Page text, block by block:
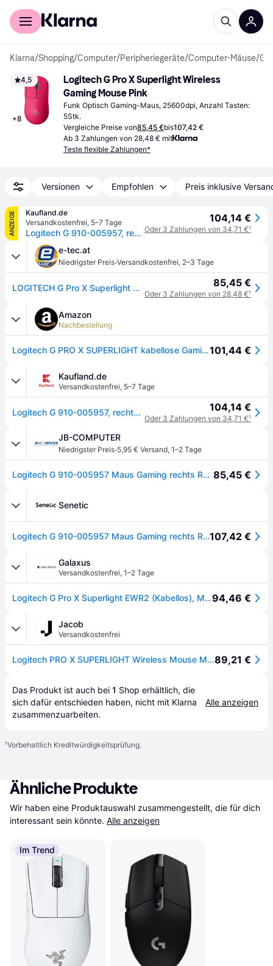
Für Shopper
Klarna/Shopping/Computer/Peripheriegeräte/Computer-Mäuse/
4,5
+8
Logitech G Pro X Superlight Wireless
Gaming Mouse Pink
Funk Optisch Gaming-Maus, 25600dpi, Anzahl Tasten:
5Stk.
Vergleiche Preise von85,45 €bis107,42 €
Ab 3 Zahlungen von 28,48 € mit
Teste flexible Zahlungen*
Versionen Empfohlen Preis inklusive
ANZEIGE
Kaufland.de
Versandkostenfrei, 5–7 Tage
Logitech G 910-005957, rechts, Optisch, RF Wireless, 25600 DPI, 1 ms, Magenta
104,14 €
Oder 3 Zahlungen von 34,71 €¹
e-tec.at
Niedrigster Preis·Versandkostenfrei, 2–3 Tage
LOGITECH G Pro X Superlight Wireless Gaming Mouse pink, USB 85,45 €
Oder 3 Zahlungen von 28,48 €¹
Amazon
Nachbestellung
Logitech G PRO X SUPERLIGHT kabellose Gaming-Maus mit HERO 25K Sensor101,44 €
Kaufland.de
Versandkostenfrei, 5–7 Tage
Logitech G 910-005957, rechts, Optisch, RF Wireless, 25600 DPI, 1 ms, Magenta 104,14 €
Oder 3 Zahlungen von 34,71 €¹
JB-COMPUTER
Niedrigster Preis·5,95 € Versand, 1–2 Tage
Logitech G 910-005957 Maus Gaming rechts RF Wireless Optisch 25600 DPI 85,45 €
Senetic
Logitech G 910-005957 Maus Gaming rechts RF Wireless 910-005957107,42 €
Galaxus
Versandkostenfrei, 1–2 Tage
Logitech G Pro X Superlight EWR2 (Kabellos), Maus, Rosa, Pink94,46 €
Jacob
Versandkostenfrei
Logitech PRO X SUPERLIGHT Wireless Mouse MAGENTA Maus (910-005957)89,21 €
Das Produkt ist auch bei 1 Shop erhältlich, die
sich dafür entschieden haben, nicht mit Klarna
zusammenzuarbeiten.
Alle anzeigen
¹Vorbehaltlich Kreditwürdigkeitsprüfung.
Ähnliche Produkte
Wir haben eine Produktauswahl zusammengestellt, die für dich
interessant sein könnte. Alle anzeigen
Im Trend